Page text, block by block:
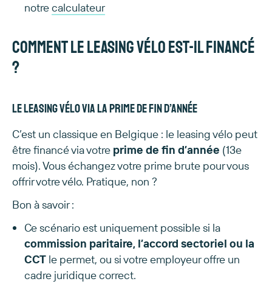
notrecalculateur
Comment le leasing vélo est-il financé
?
Le leasing vélo via la prime de fin d’année
C’est un classique en Belgique : le leasing vélo peut
être financé via votre prime de fin d’année (13e
mois). Vous échangez votre prime brute pour vous
offrir votre vélo. Pratique, non ?
Bon à savoir :
Ce scénario est uniquement possible si la
commission paritaire, l’accord sectoriel ou la
CCT le permet, ou si votre employeur offre un
cadre juridique correct.